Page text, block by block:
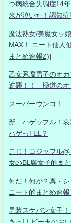
つ病統合失調症14
米が泣いた！認知
魔法熟女/美魔女ッ
MAX！ ニート仙人
まとめ速報Z)]
乙女系腐男子のオ
逆襲！！ 極道のオ
スーパーウンコ！
新・ハゲッフル！
ハゲっTEL？
こじ！コジッフル
女のBL腐女子的ま
何だ！何が？真・
ニート的まとめ速
男装スケバン女子
きっ!！ビー玉のお